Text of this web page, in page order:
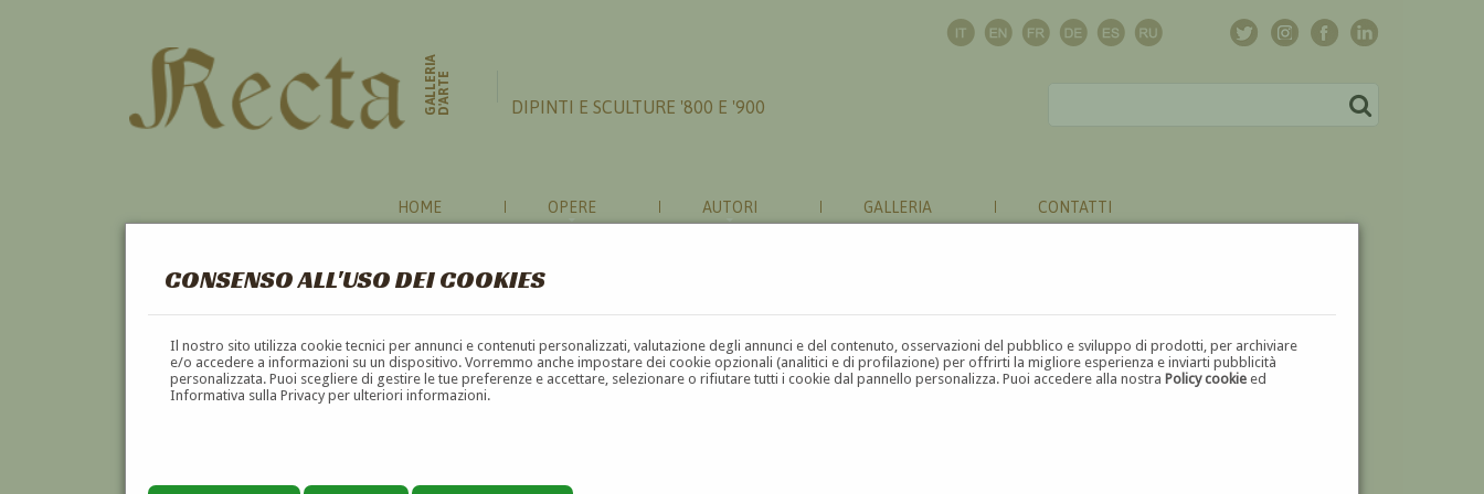
CONSENSO ALL'USO DEI COOKIES
Il nostro sito utilizza cookie tecnici per annunci e contenuti personalizzati, valutazione degli annunci e del contenuto, osservazioni del pubblico e sviluppo di prodotti, per archiviare
e/o accedere a informazioni su un dispositivo. Vorremmo anche impostare dei cookie opzionali (analitici e di profilazione) per offrirti la migliore esperienza e inviarti pubblicità
personalizzata. Puoi scegliere di gestire le tue preferenze e accettare, selezionare o rifiutare tutti i cookie dal pannello personalizza. Puoi accedere alla nostraPolicy cookie ed
Informativa sulla Privacy per ulteriori informazioni.
GALLERIAD'ARTE DIPINTI E SCULTURE '800 E '900
HOME OPERE AUTORI GALLERIA CONTATTI
SACRO
A B C D E F G H I J K L M N O P Q R S T U V W X Y Z ⬅